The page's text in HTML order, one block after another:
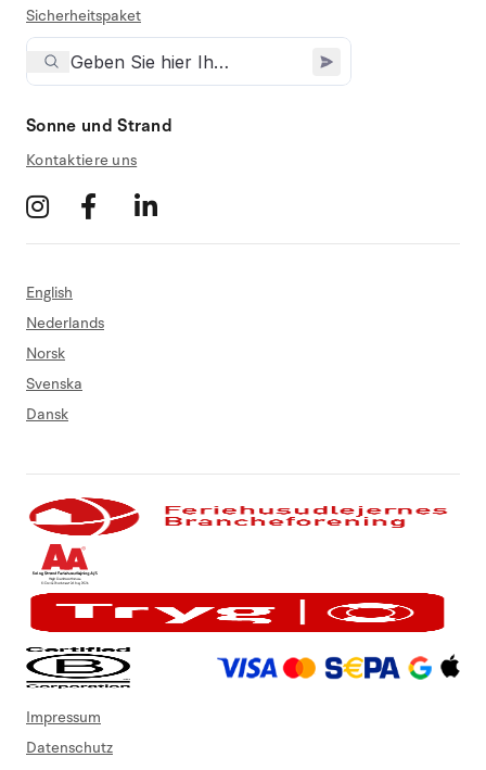
Sicherheitspaket
Sonne und Strand
Kontaktiere uns
English
Nederlands
Norsk
Svenska
Dansk
Impressum
Datenschutz